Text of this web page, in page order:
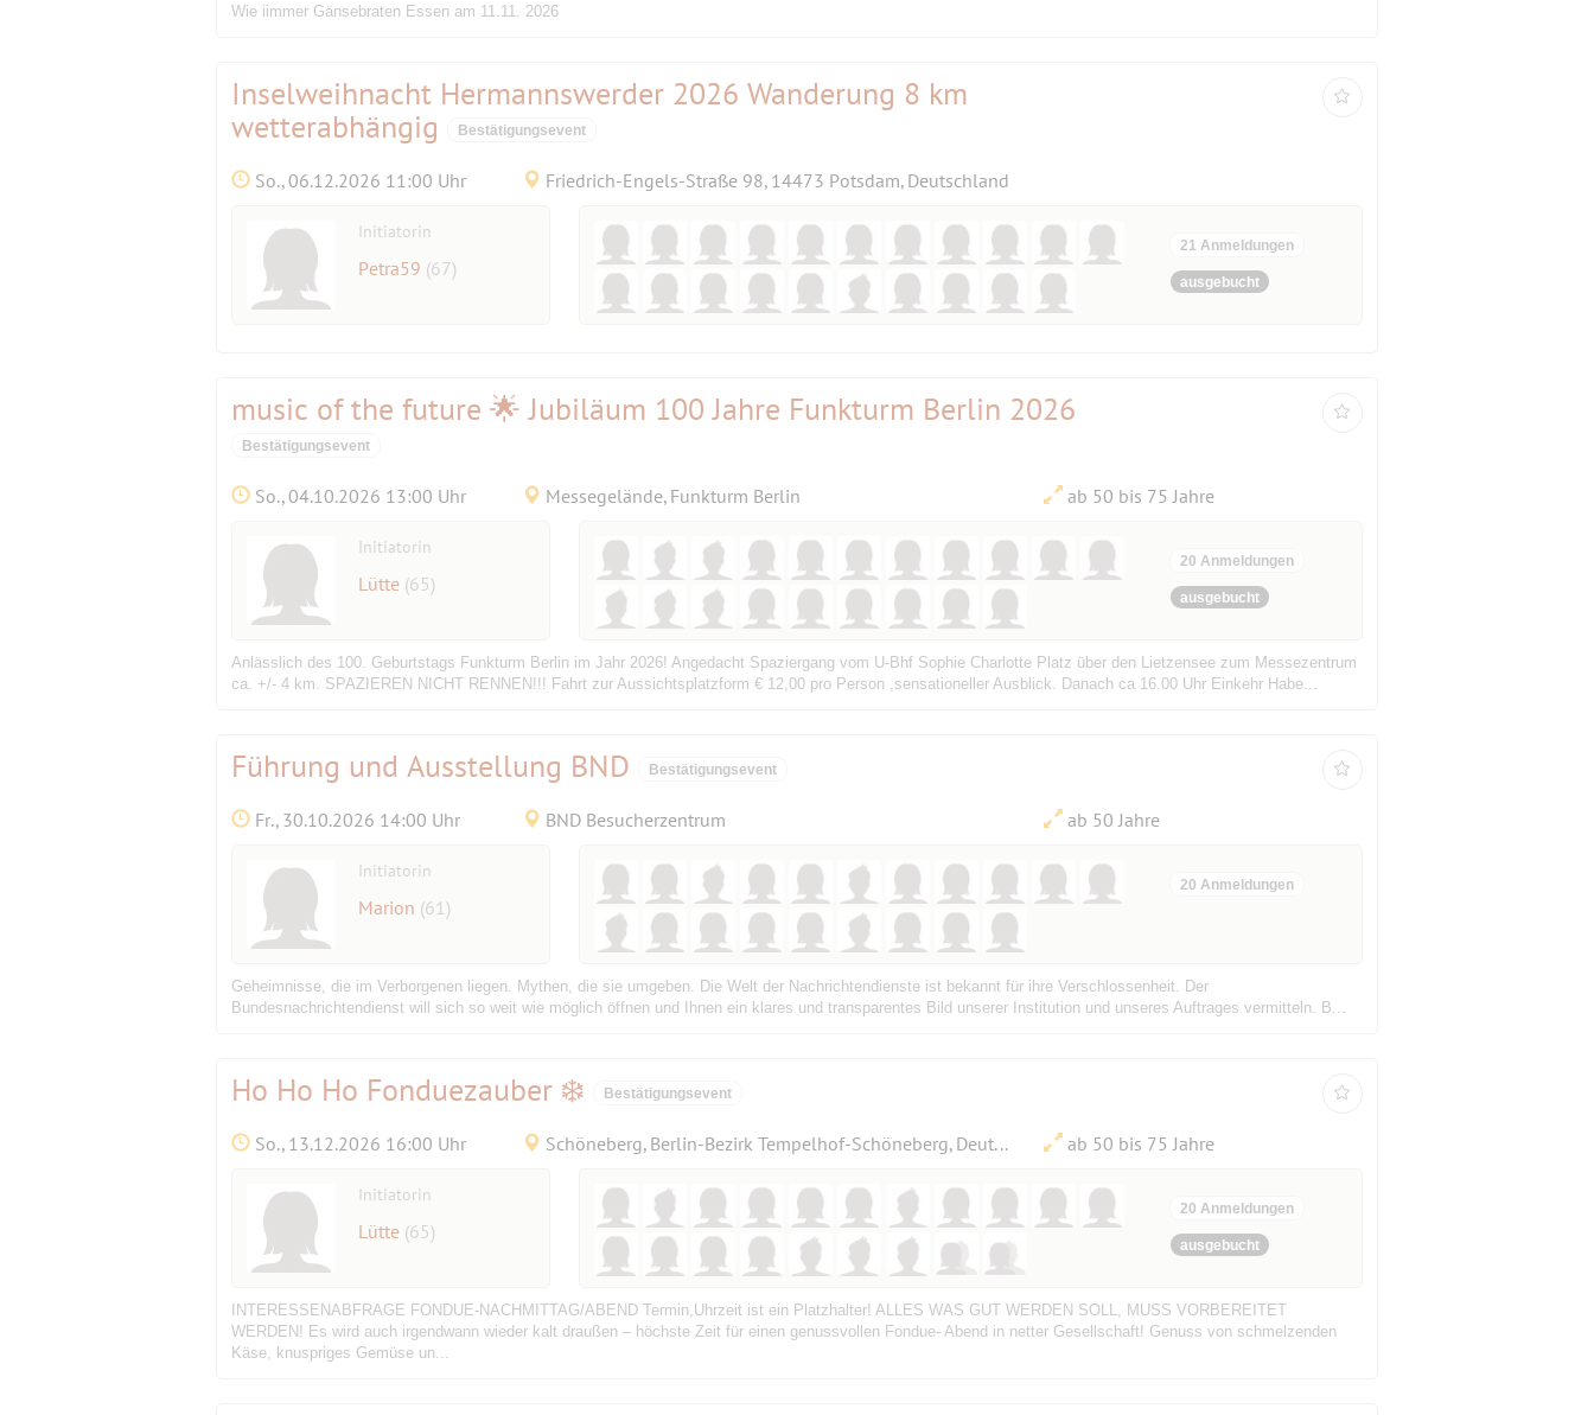
Wie iimmer Gänsebraten Essen am 11.11. 2026
Inselweihnacht Hermannswerder 2026 Wanderung 8 km
wetterabhängig
Bestätigungsevent
So., 06.12.2026 11:00 Uhr Friedrich-Engels-Straße 98, 14473 Potsdam, Deutschland
Initiatorin
Petra59 (67)
21 Anmeldungen
ausgebucht
music of the future 🌟 Jubiläum 100 Jahre Funkturm Berlin 2026
Bestätigungsevent
So., 04.10.2026 13:00 Uhr Messegelände, Funkturm Berlin ab 50 bis 75 Jahre
Initiatorin
Lütte (65)
20 Anmeldungen
ausgebucht
Anlässlich des 100. Geburtstags Funkturm Berlin im Jahr 2026! Angedacht Spaziergang vom U-Bhf Sophie Charlotte Platz über den Lietzensee zum Messezentrum
ca. +/- 4 km. SPAZIEREN NICHT RENNEN!!! Fahrt zur Aussichtsplatzform € 12,00 pro Person ,sensationeller Ausblick. Danach ca 16.00 Uhr Einkehr Habe...
Führung und Ausstellung BND Bestätigungsevent
Fr., 30.10.2026 14:00 Uhr BND Besucherzentrum ab 50 Jahre
Initiatorin
Marion (61)
20 Anmeldungen
Geheimnisse, die im Verborgenen liegen. Mythen, die sie umgeben. Die Welt der Nachrichtendienste ist bekannt für ihre Verschlossenheit. Der
Bundesnachrichtendienst will sich so weit wie möglich öffnen und Ihnen ein klares und transparentes Bild unserer Institution und unseres Auftrages vermitteln. B...
Ho Ho Ho Fonduezauber ❄️ Bestätigungsevent
So., 13.12.2026 16:00 Uhr Schöneberg, Berlin-Bezirk Tempelhof-Schöneberg, Deutschland ab 50 bis 75 Jahre
Initiatorin
Lütte (65)
20 Anmeldungen
ausgebucht
INTERESSENABFRAGE FONDUE-NACHMITTAG/ABEND Termin,Uhrzeit ist ein Platzhalter! ALLES WAS GUT WERDEN SOLL, MUSS VORBEREITET
WERDEN! Es wird auch irgendwann wieder kalt draußen – höchste Zeit für einen genussvollen Fondue- Abend in netter Gesellschaft! Genuss von schmelzenden
Käse, knuspriges Gemüse un...